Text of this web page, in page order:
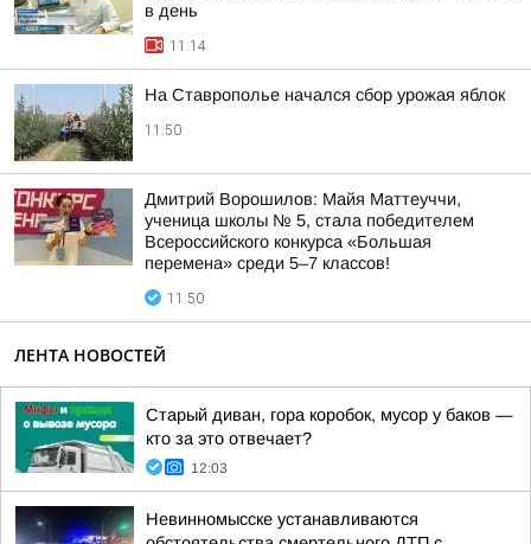
в день
11:14
На Ставрополье начался сбор урожая яблок
11:50
Дмитрий Ворошилов: Майя Маттеуччи,
ученица школы № 5, стала победителем
Всероссийского конкурса «Большая
перемена» среди 5–7 классов!
11:50
ЛЕНТА НОВОСТЕЙ
Старый диван, гора коробок, мусор у баков —
кто за это отвечает?
12:03
Невинномысске устанавливаются